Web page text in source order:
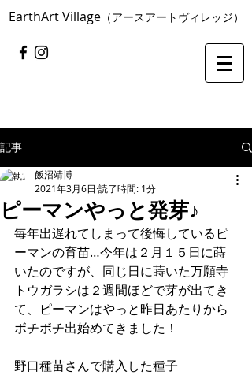
​EarthArt Village（アースアートヴィレッジ）
記事
ピーマンやっと発芽♪
飯沼靖博
2021年3月6日 読了時間: 1分
毎年出遅れてしまって後悔しているピ
ーマンの育苗…今年は２月１５日に蒔
いたのですが、同じ日に蒔いた万願寺
トウガラシは２週間ほどで芽が出てき
て、ピーマンはやっと昨日あたりから
ボチボチ出始めてきました！
野口種苗さんで購入した種子